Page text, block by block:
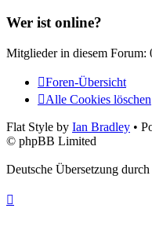
Wer ist online?
Mitglieder in diesem Forum:
Foren-Übersicht
Alle Cookies löschen
Flat Style by Ian Bradley •
© phpBB Limited
Deutsche Übersetzung durch